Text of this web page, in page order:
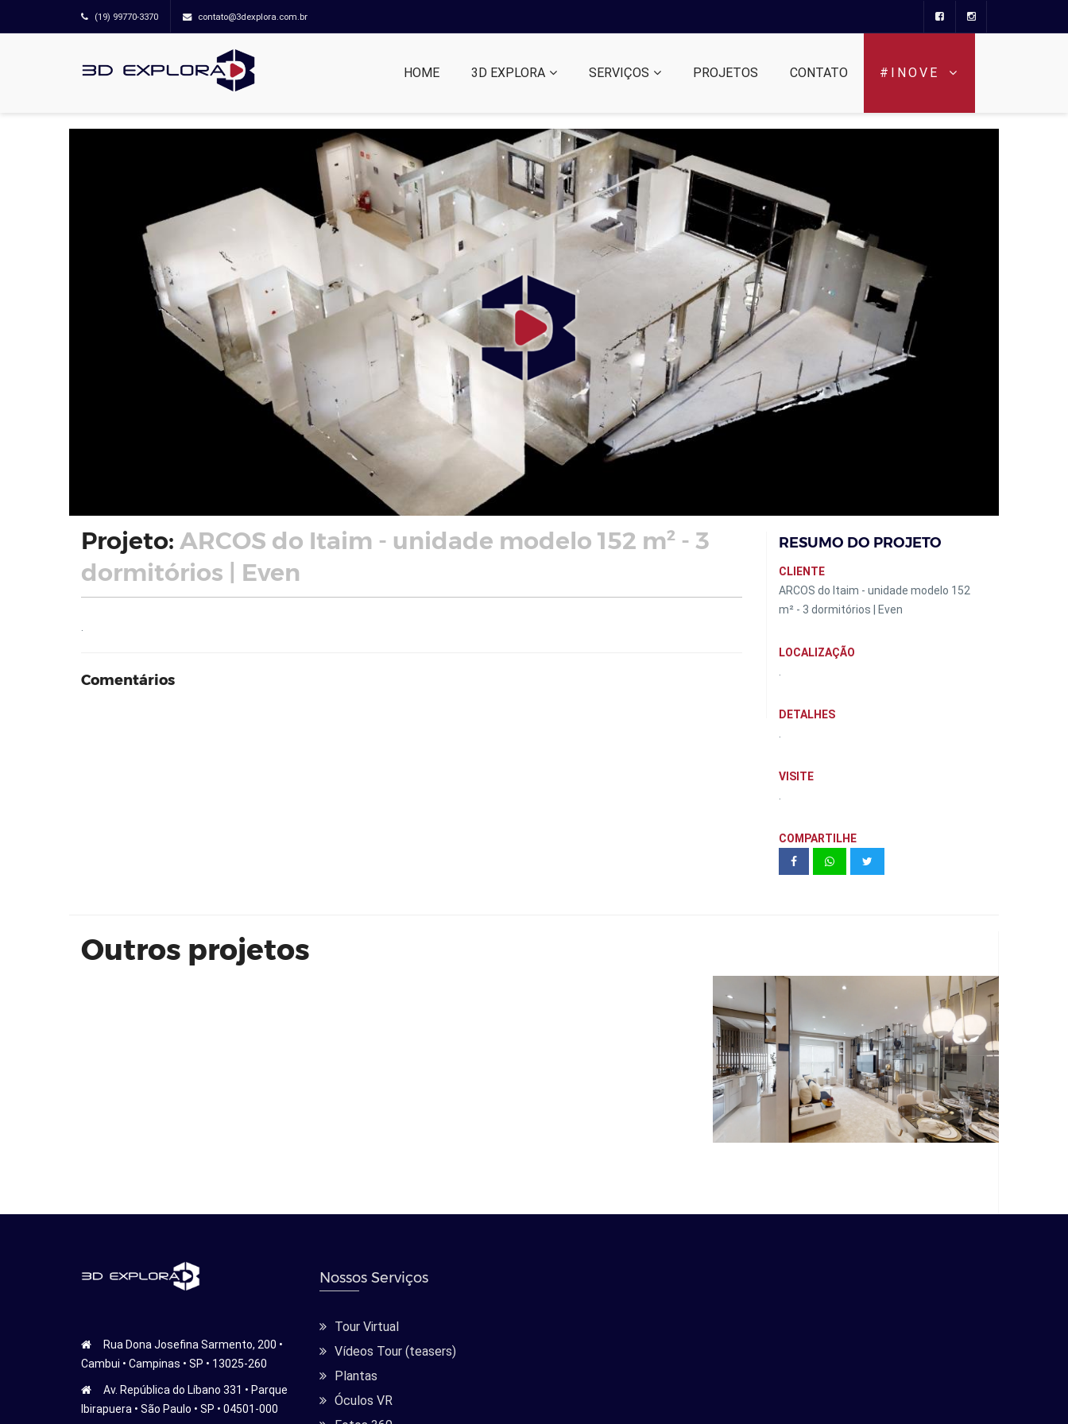
(19) 99770-3370 contato@3dexplora.com.br
HOME 3D EXPLORA SERVIÇOS PROJETOS CONTATO #INOVE
Projeto: ARCOS do Itaim - unidade modelo 152 m² - 3
dormitórios | Even
Comentários
RESUMO DO PROJETO
CLIENTE
ARCOS do Itaim - unidade modelo 152
m² - 3 dormitórios | Even
LOCALIZAÇÃO
DETALHES
VISITE
COMPARTILHE
Outros projetos
N.A.U. VILA MARIANA DECORADO
Rua Dona Josefina Sarmento, 200 •
Cambui • Campinas • SP • 13025-260
Av. República do Líbano 331 • Parque
Ibirapuera • São Paulo • SP • 04501-000
Nossos Serviços
Tour Virtual
Vídeos Tour (teasers)
Plantas
Óculos VR